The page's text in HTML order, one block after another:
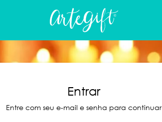
Entrar
Entre com seu e-mail e senha para continuar